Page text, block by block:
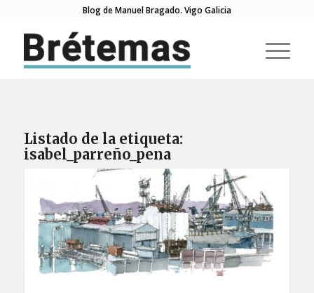
Blog de Manuel Bragado. Vigo Galicia
Listado de la etiqueta:
isabel_parreño_pena